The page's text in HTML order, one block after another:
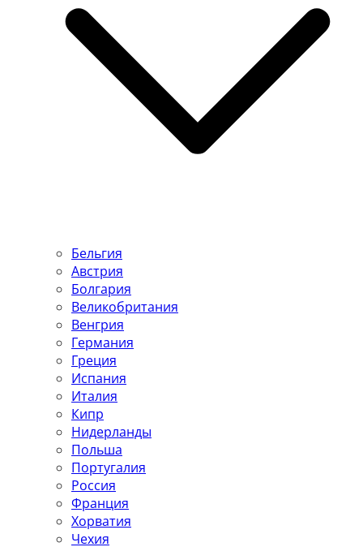
Бельгия
Австрия
Болгария
Великобритания
Венгрия
Германия
Греция
Испания
Италия
Кипр
Нидерланды
Польша
Португалия
Россия
Франция
Хорватия
Чехия